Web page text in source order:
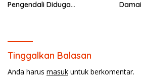
Pengendali Diduga
Tinggalkan Balasan
Anda harus masuk untuk berkomentar.